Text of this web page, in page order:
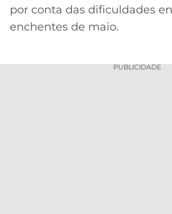
por conta das dificuldades
enchentes de maio.
PUBLICIDADE